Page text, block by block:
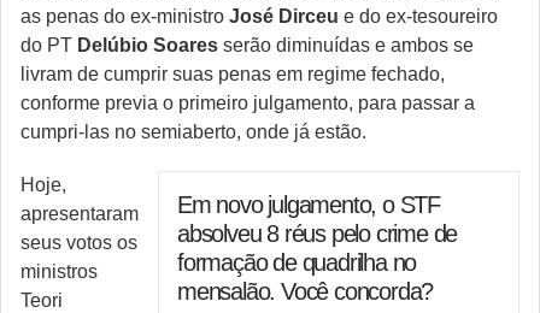
as penas do ex-ministro José Dirceu e do ex-tesoureiro
do PT Delúbio Soares serão diminuídas e ambos se
livram de cumprir suas penas em regime fechado,
conforme previa o primeiro julgamento, para passar a
cumpri-las no semiaberto, onde já estão.
Em novo julgamento, o STF
absolveu 8 réus pelo crime de
formação de quadrilha no
mensalão. Você concorda?
Hoje,
apresentaram
seus votos os
ministros
Teori